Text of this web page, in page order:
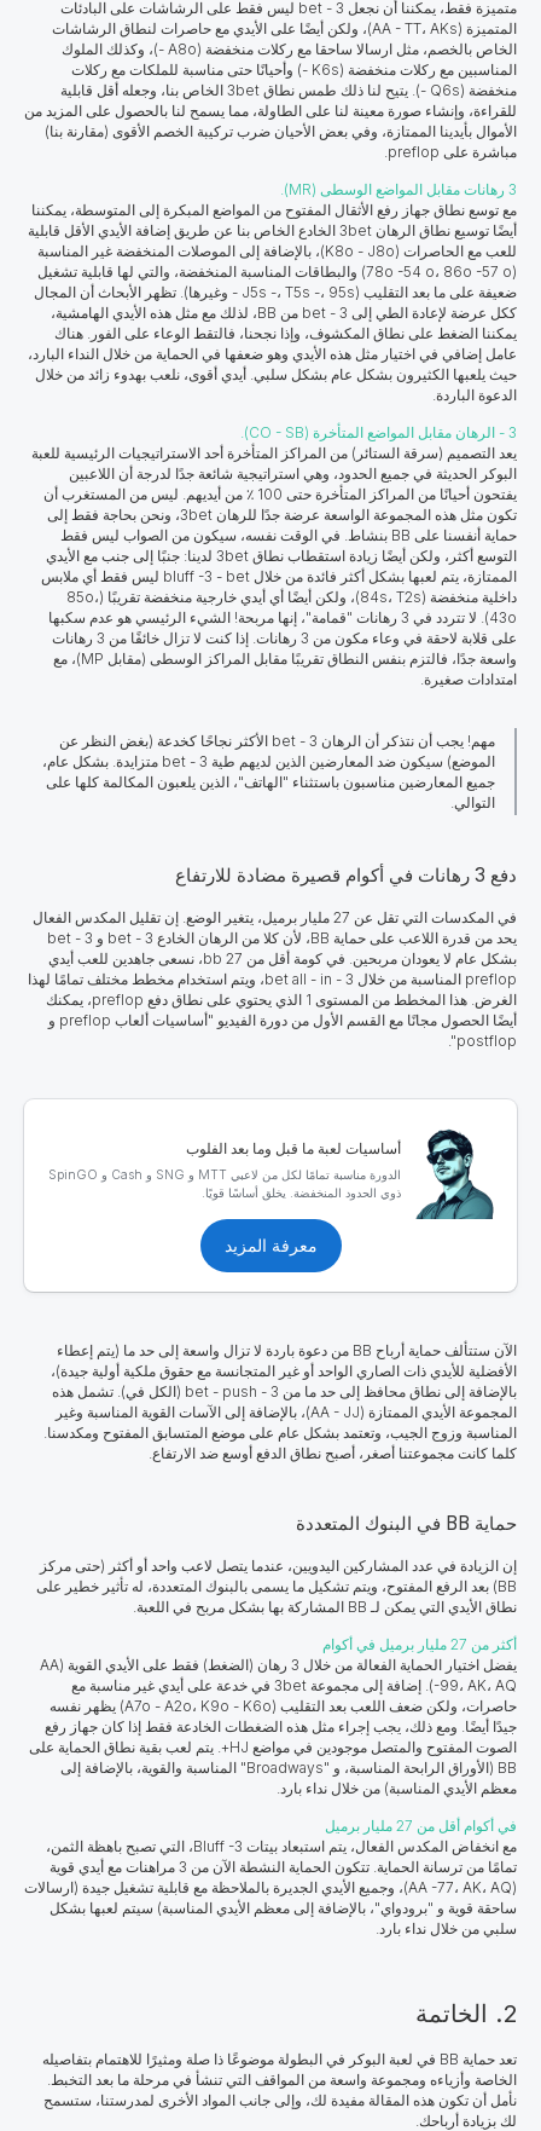
متميزة فقط، يمكننا أن نجعل 3 - bet ليس فقط على الرشاشات على البادئات
المتميزة (AA - TT، AKs)، ولكن أيضًا على الأيدي مع حاصرات لنطاق الرشاشات
الخاص بالخصم، مثل ارسالا ساحقا مع ركلات منخفضة (A8o -)، وكذلك الملوك
المناسبين مع ركلات منخفضة (K6s -) وأحيانًا حتى مناسبة للملكات مع ركلات
منخفضة (Q6s -). يتيح لنا ذلك طمس نطاق 3bet الخاص بنا، وجعله أقل قابلية
للقراءة، وإنشاء صورة معينة لنا على الطاولة، مما يسمح لنا بالحصول على المزيد من
الأموال بأيدينا الممتازة، وفي بعض الأحيان ضرب تركيبة الخصم الأقوى (مقارنة بنا)
مباشرة على preflop.
3 رهانات مقابل المواضع الوسطى (MR).
مع توسع نطاق جهاز رفع الأثقال المفتوح من المواضع المبكرة إلى المتوسطة، يمكننا
أيضًا توسيع نطاق الرهان 3bet الخادع الخاص بنا عن طريق إضافة الأيدي الأقل قابلية
للعب مع الحاصرات (K8o - J8o)، بالإضافة إلى الموصلات المنخفضة غير المناسبة
(78о -54 о، 86о -57 о) والبطاقات المناسبة المنخفضة، والتي لها قابلية تشغيل
ضعيفة على ما بعد التقليب (J5s -، T5s -، 95s - وغيرها). تظهر الأبحاث أن المجال
ككل عرضة لإعادة الطي إلى 3 - bet من BB، لذلك مع مثل هذه الأيدي الهامشية،
يمكننا الضغط على نطاق المكشوف، وإذا نجحنا، فالتقط الوعاء على الفور. هناك
عامل إضافي في اختيار مثل هذه الأيدي وهو ضعفها في الحماية من خلال النداء البارد،
حيث يلعبها الكثيرون بشكل عام بشكل سلبي. أيدي أقوى، نلعب بهدوء زائد من خلال
الدعوة الباردة.
3 - الرهان مقابل المواضع المتأخرة (CO - SB).
يعد التصميم (سرقة الستائر) من المراكز المتأخرة أحد الاستراتيجيات الرئيسية للعبة
البوكر الحديثة في جميع الحدود، وهي استراتيجية شائعة جدًا لدرجة أن اللاعبين
يفتحون أحيانًا من المراكز المتأخرة حتى 100 ٪ من أيديهم. ليس من المستغرب أن
تكون مثل هذه المجموعة الواسعة عرضة جدًا للرهان 3bet، ونحن بحاجة فقط إلى
حماية أنفسنا على BB بنشاط. في الوقت نفسه، سيكون من الصواب ليس فقط
التوسع أكثر، ولكن أيضًا زيادة استقطاب نطاق 3bet لدينا: جنبًا إلى جنب مع الأيدي
الممتازة، يتم لعبها بشكل أكثر فائدة من خلال bluff -3 - bet ليس فقط أي ملابس
داخلية منخفضة (84s، T2s)، ولكن أيضًا أي أيدي خارجية منخفضة تقريبًا (85o،
43o). لا تتردد في 3 رهانات "قمامة"، إنها مربحة! الشيء الرئيسي هو عدم سكبها
على قلابة لاحقة في وعاء مكون من 3 رهانات. إذا كنت لا تزال خائفًا من 3 رهانات
واسعة جدًا، فالتزم بنفس النطاق تقريبًا مقابل المراكز الوسطى (مقابل MP)، مع
امتدادات صغيرة.
مهم! يجب أن نتذكر أن الرهان 3 - bet الأكثر نجاحًا كخدعة (بغض النظر عن
الموضع) سيكون ضد المعارضين الذين لديهم طية 3 - bet متزايدة. بشكل عام،
جميع المعارضين مناسبون باستثناء "الهاتف"، الذين يلعبون المكالمة كلها على
التوالي.
دفع 3 رهانات في أكوام قصيرة مضادة للارتفاع
في المكدسات التي تقل عن 27 مليار برميل، يتغير الوضع. إن تقليل المكدس الفعال
يحد من قدرة اللاعب على حماية BB، لأن كلا من الرهان الخادع 3 - bet و 3 - bet
بشكل عام لا يعودان مربحين. في كومة أقل من 27 bb، نسعى جاهدين للعب أيدي
preflop المناسبة من خلال 3 - bet all - in، ويتم استخدام مخطط مختلف تمامًا لهذا
الغرض. هذا المخطط من المستوى 1 الذي يحتوي على نطاق دفع preflop، يمكنك
أيضًا الحصول مجانًا مع القسم الأول من دورة الفيديو "أساسيات ألعاب preflop و
postflop".
أساسيات لعبة ما قبل وما بعد الفلوب
الدورة مناسبة تمامًا لكل من لاعبي MTT و SNG و Cash و SpinGO
ذوي الحدود المنخفضة. يخلق أساسًا قويًا.
معرفة المزيد
الآن ستتألف حماية أرباح BB من دعوة باردة لا تزال واسعة إلى حد ما (يتم إعطاء
الأفضلية للأيدي ذات الصاري الواحد أو غير المتجانسة مع حقوق ملكية أولية جيدة)،
بالإضافة إلى نطاق محافظ إلى حد ما من 3 - bet - push (الكل في). تشمل هذه
المجموعة الأيدي الممتازة (AA - JJ)، بالإضافة إلى الآسات القوية المناسبة وغير
المناسبة وزوج الجيب، وتعتمد بشكل عام على موضع المتسابق المفتوح ومكدسنا.
كلما كانت مجموعتنا أصغر، أصبح نطاق الدفع أوسع ضد الارتفاع.
حماية BB في البنوك المتعددة
إن الزيادة في عدد المشاركين اليدويين، عندما يتصل لاعب واحد أو أكثر (حتى مركز
BB) بعد الرفع المفتوح، ويتم تشكيل ما يسمى بالبنوك المتعددة، له تأثير خطير على
نطاق الأيدي التي يمكن لـ BB المشاركة بها بشكل مربح في اللعبة.
أكثر من 27 مليار برميل في أكوام
يفضل اختيار الحماية الفعالة من خلال 3 رهان (الضغط) فقط على الأيدي القوية (AA
-99، AK، AQ). إضافة إلى مجموعة 3bet في خدعة على أيدي غير مناسبة مع
حاصرات، ولكن ضعف اللعب بعد التقليب (A7o - A2o، K9o - K6o) يظهر نفسه
جيدًا أيضًا. ومع ذلك، يجب إجراء مثل هذه الضغطات الخادعة فقط إذا كان جهاز رفع
الصوت المفتوح والمتصل موجودين في مواضع HJ+. يتم لعب بقية نطاق الحماية على
BB (الأوراق الرابحة المناسبة، و "Broadways" المناسبة والقوية، بالإضافة إلى
معظم الأيدي المناسبة) من خلال نداء بارد.
في أكوام أقل من 27 مليار برميل
مع انخفاض المكدس الفعال، يتم استبعاد بيتات Bluff -3، التي تصبح باهظة الثمن،
تمامًا من ترسانة الحماية. تتكون الحماية النشطة الآن من 3 مراهنات مع أيدي قوية
(AA -77، AK، AQ)، وجميع الأيدي الجديرة بالملاحظة مع قابلية تشغيل جيدة (ارسالات
ساحقة قوية و "برودواي"، بالإضافة إلى معظم الأيدي المناسبة) سيتم لعبها بشكل
سلبي من خلال نداء بارد.
2. الخاتمة
تعد حماية BB في لعبة البوكر في البطولة موضوعًا ذا صلة ومثيرًا للاهتمام بتفاصيله
الخاصة وأزياءه ومجموعة واسعة من المواقف التي تنشأ في مرحلة ما بعد التخبط.
نأمل أن تكون هذه المقالة مفيدة لك، وإلى جانب المواد الأخرى لمدرستنا، ستسمح
لك بزيادة أرباحك.